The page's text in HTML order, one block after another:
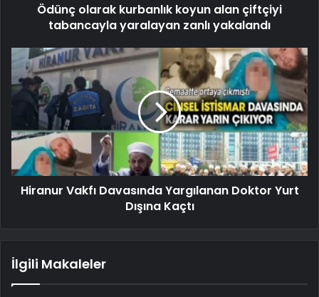
Ödünç olarak kurbanlık koyun alan çiftçiyi
tabancayla yaralayan zanlı yakalandı
Hiranur Vakfı Davasında Yargılanan Doktor Yurt
Dışına Kaçtı
İlgili Makaleler